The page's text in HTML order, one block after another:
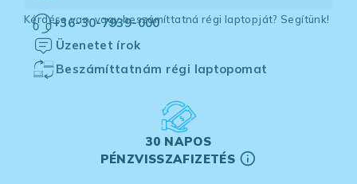
Kérdése van, vagy beszámíttatná régi laptopját? Segítünk!
+36-30-7939-000
Üzenetet írok
Beszámíttatnám régi laptopomat
30 NAPOS
PÉNZVISSZAFIZETÉS